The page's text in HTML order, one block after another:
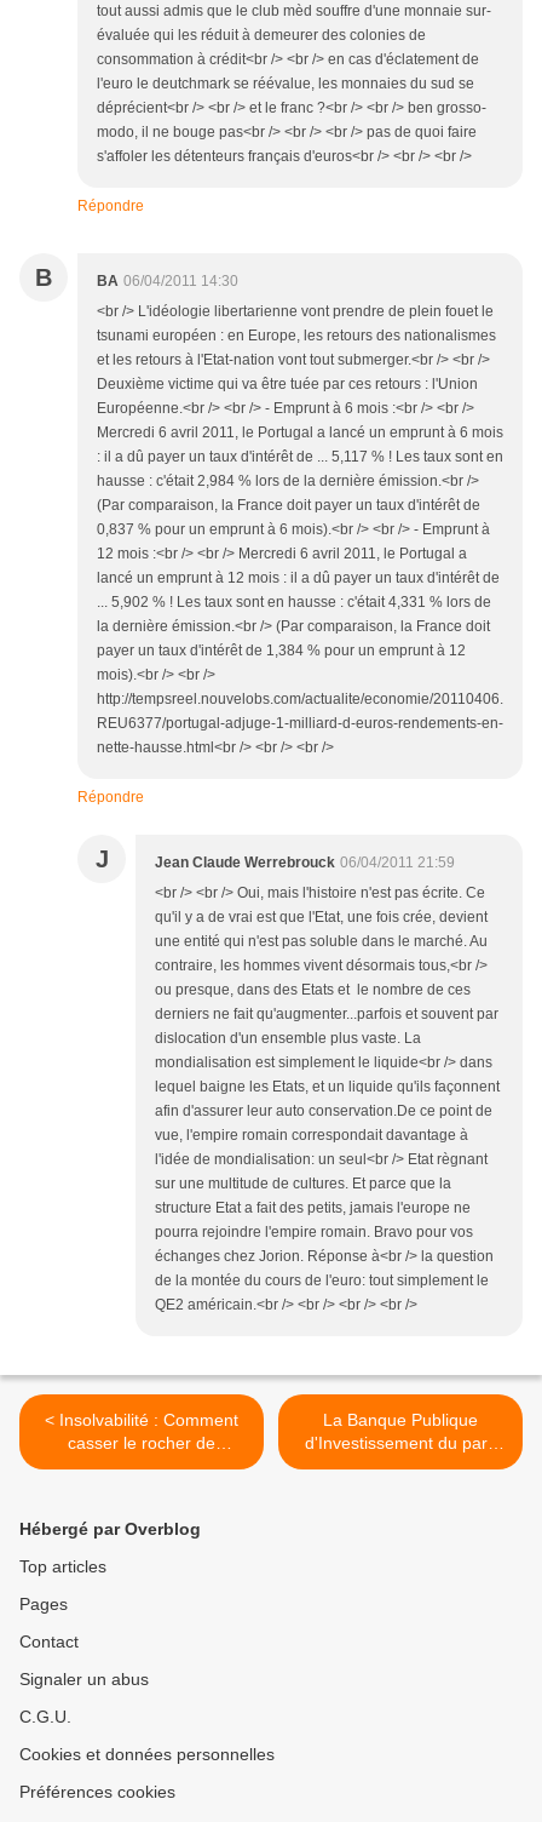
tout aussi admis que le club mèd souffre d'une monnaie sur-
évaluée qui les réduit à demeurer des colonies de
consommation à crédit<br /> <br /> en cas d'éclatement de
l'euro le deutchmark se réévalue, les monnaies du sud se
déprécient<br /> <br /> et le franc ?<br /> <br /> ben grosso-
modo, il ne bouge pas<br /> <br /> <br /> pas de quoi faire
s'affoler les détenteurs français d'euros<br /> <br /> <br />
Répondre
B BA 06/04/2011 14:30
<br /> L'idéologie libertarienne vont prendre de plein fouet le
tsunami européen : en Europe, les retours des nationalismes
et les retours à l'Etat-nation vont tout submerger.<br /> <br />
Deuxième victime qui va être tuée par ces retours : l'Union
Européenne.<br /> <br /> - Emprunt à 6 mois :<br /> <br />
Mercredi 6 avril 2011, le Portugal a lancé un emprunt à 6 mois
: il a dû payer un taux d'intérêt de ... 5,117 % ! Les taux sont en
hausse : c'était 2,984 % lors de la dernière émission.<br />
(Par comparaison, la France doit payer un taux d'intérêt de
0,837 % pour un emprunt à 6 mois).<br /> <br /> - Emprunt à
12 mois :<br /> <br /> Mercredi 6 avril 2011, le Portugal a
lancé un emprunt à 12 mois : il a dû payer un taux d'intérêt de
... 5,902 % ! Les taux sont en hausse : c'était 4,331 % lors de
la dernière émission.<br /> (Par comparaison, la France doit
payer un taux d'intérêt de 1,384 % pour un emprunt à 12
mois).<br /> <br />
http://tempsreel.nouvelobs.com/actualite/economie/20110406.
REU6377/portugal-adjuge-1-milliard-d-euros-rendements-en-
nette-hausse.html<br /> <br /> <br />
Répondre
J Jean Claude Werrebrouck 06/04/2011 21:59
<br /> <br /> Oui, mais l'histoire n'est pas écrite. Ce
qu'il y a de vrai est que l'Etat, une fois crée, devient
une entité qui n'est pas soluble dans le marché. Au
contraire, les hommes vivent désormais tous,<br />
ou presque, dans des Etats et le nombre de ces
derniers ne fait qu'augmenter...parfois et souvent par
dislocation d'un ensemble plus vaste. La
mondialisation est simplement le liquide<br /> dans
lequel baigne les Etats, et un liquide qu'ils façonnent
afin d'assurer leur auto conservation.De ce point de
vue, l'empire romain correspondait davantage à
l'idée de mondialisation: un seul<br /> Etat règnant
sur une multitude de cultures. Et parce que la
structure Etat a fait des petits, jamais l'europe ne
pourra rejoindre l'empire romain. Bravo pour vos
échanges chez Jorion. Réponse à<br /> la question
de la montée du cours de l'euro: tout simplement le
QE2 américain.<br /> <br /> <br /> <br />
< Insolvabilité : Comment
casser le rocher de
Sisyphe?
La Banque Publique
d'Investissement du parti
socialiste >
Hébergé par Overblog
Top articles
Pages
Contact
Signaler un abus
C.G.U.
Cookies et données personnelles
Préférences cookies